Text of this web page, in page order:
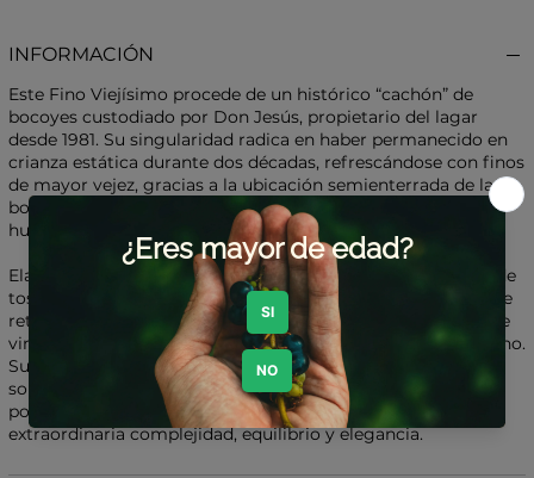
INFORMACIÓN
Este Fino Viejísimo procede de un histórico “cachón” de
bocoyes custodiado por Don Jesús, propietario del lagar
desde 1981. Su singularidad radica en haber permanecido en
crianza estática durante dos décadas, refrescándose con finos
de mayor vejez, gracias a la ubicación semienterrada de la
bodega, que garantiza condiciones de temperatura y
humedad estables.
Elaborado con 100% Pedro Ximénez cultivado en albarizas de
tosca hojaldrada —sustratos calcáreos de gran capacidad de
retención hídrica que aportan mineralidad y salinidad— este
vino expresa con fidelidad la identidad del terruño montillano.
Su crianza combina 15 años bajo el tradicional sistema de
soleras y criaderas en botas de roble americano, con una
posterior crianza oxidativa de 10 años, alcanzando así una
extraordinaria complejidad, equilibrio y elegancia.